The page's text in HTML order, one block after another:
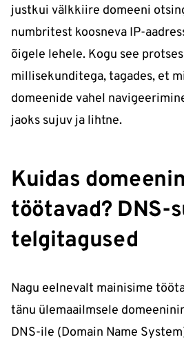
justkui välkkiire domeeni
numbritest koosneva IP-
õigele lehele. Kogu see
millisekunditega, tagades, et
domeenide vahel
jaoks sujuv ja lihtne.
Kuidas
töötavad? DNS-
telgitagused
Nagu eelnevalt mainisime
tänu ülemaailmsele
DNS-ile (Domain Name